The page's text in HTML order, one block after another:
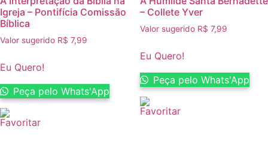
Igreja – Pontifícia Comissão
Bíblica
Valor sugerido R$ 7,99
Eu Quero!
Peça pelo Whats'App
– Collete Yver
Valor sugerido R$ 7,99
Eu Quero!
Peça pelo Whats'App